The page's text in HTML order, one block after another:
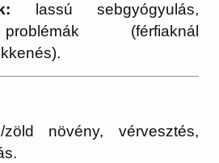
lassú sebgyógyulás,
(férfiaknál
növény, vérvesztés,